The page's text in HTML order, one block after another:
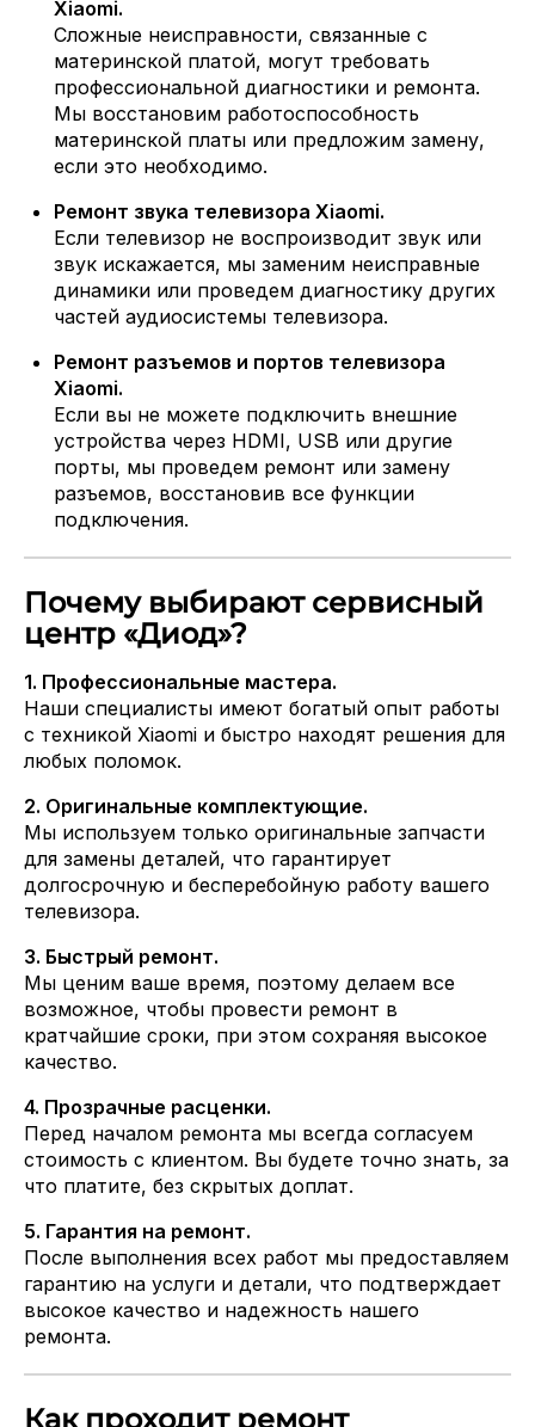
Xiaomi.
Сложные неисправности, связанные с
материнской платой, могут требовать
профессиональной диагностики и ремонта.
Мы восстановим работоспособность
материнской платы или предложим замену,
если это необходимо.
Ремонт звука телевизора Xiaomi.
Если телевизор не воспроизводит звук или
звук искажается, мы заменим неисправные
динамики или проведем диагностику других
частей аудиосистемы телевизора.
Ремонт разъемов и портов телевизора
Xiaomi.
Если вы не можете подключить внешние
устройства через HDMI, USB или другие
порты, мы проведем ремонт или замену
разъемов, восстановив все функции
подключения.
Почему выбирают сервисный
центр «Диод»?
1. Профессиональные мастера.
Наши специалисты имеют богатый опыт работы
с техникой Xiaomi и быстро находят решения для
любых поломок.
2. Оригинальные комплектующие.
Мы используем только оригинальные запчасти
для замены деталей, что гарантирует
долгосрочную и бесперебойную работу вашего
телевизора.
3. Быстрый ремонт.
Мы ценим ваше время, поэтому делаем все
возможное, чтобы провести ремонт в
кратчайшие сроки, при этом сохраняя высокое
качество.
4. Прозрачные расценки.
Перед началом ремонта мы всегда согласуем
стоимость с клиентом. Вы будете точно знать, за
что платите, без скрытых доплат.
5. Гарантия на ремонт.
После выполнения всех работ мы предоставляем
гарантию на услуги и детали, что подтверждает
высокое качество и надежность нашего
ремонта.
Как проходит ремонт